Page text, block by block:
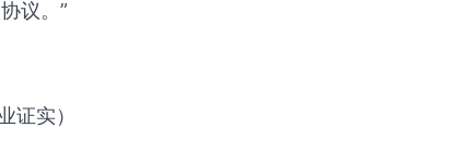
议。”
证实）